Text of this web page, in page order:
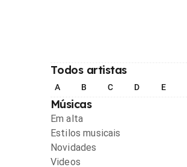
Todos artistas
A B C D E
Músicas
Em alta
Estilos musicais
Novidades
Videos